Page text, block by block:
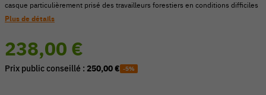
casque particulièrement prisé des travailleurs forestiers en conditions difficiles
Plus de détails
238,00 €
Prix public conseillé : 250,00 € -5%